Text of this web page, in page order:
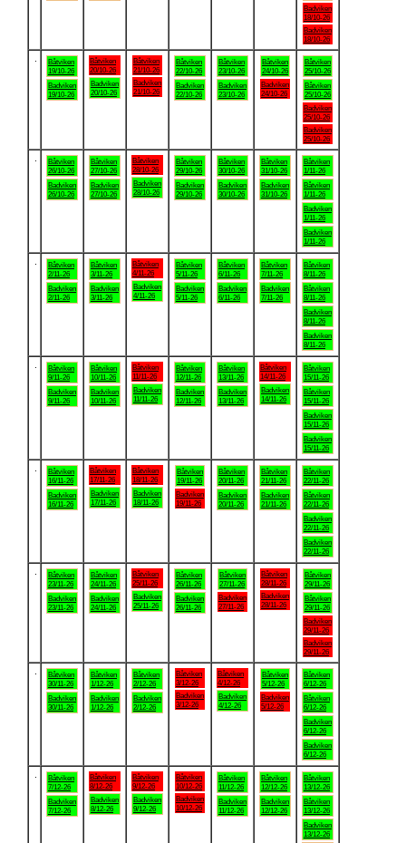
Badviken
18/10-26
Badviken
18/10-26
Båtviken
19/10-26
Badviken
19/10-26
Båtviken
20/10-26
Badviken
20/10-26
Båtviken
21/10-26
Badviken
21/10-26
Båtviken
22/10-26
Badviken
22/10-26
Båtviken
23/10-26
Badviken
23/10-26
Båtviken
24/10-26
Badviken
24/10-26
Båtviken
25/10-26
Båtviken
25/10-26
Badviken
25/10-26
Badviken
25/10-26
Båtviken
26/10-26
Badviken
26/10-26
Båtviken
27/10-26
Badviken
27/10-26
Båtviken
28/10-26
Badviken
28/10-26
Båtviken
29/10-26
Badviken
29/10-26
Båtviken
30/10-26
Badviken
30/10-26
Båtviken
31/10-26
Badviken
31/10-26
Båtviken
1/11-26
Båtviken
1/11-26
Badviken
1/11-26
Badviken
1/11-26
Båtviken
2/11-26
Badviken
2/11-26
Båtviken
3/11-26
Badviken
3/11-26
Båtviken
4/11-26
Badviken
4/11-26
Båtviken
5/11-26
Badviken
5/11-26
Båtviken
6/11-26
Badviken
6/11-26
Båtviken
7/11-26
Badviken
7/11-26
Båtviken
8/11-26
Båtviken
8/11-26
Badviken
8/11-26
Badviken
8/11-26
Båtviken
9/11-26
Badviken
9/11-26
Båtviken
10/11-26
Badviken
10/11-26
Båtviken
11/11-26
Badviken
11/11-26
Båtviken
12/11-26
Badviken
12/11-26
Båtviken
13/11-26
Badviken
13/11-26
Båtviken
14/11-26
Badviken
14/11-26
Båtviken
15/11-26
Båtviken
15/11-26
Badviken
15/11-26
Badviken
15/11-26
Båtviken
16/11-26
Badviken
16/11-26
Båtviken
17/11-26
Badviken
17/11-26
Båtviken
18/11-26
Badviken
18/11-26
Båtviken
19/11-26
Badviken
19/11-26
Båtviken
20/11-26
Badviken
20/11-26
Båtviken
21/11-26
Badviken
21/11-26
Båtviken
22/11-26
Båtviken
22/11-26
Badviken
22/11-26
Badviken
22/11-26
Båtviken
23/11-26
Badviken
23/11-26
Båtviken
24/11-26
Badviken
24/11-26
Båtviken
25/11-26
Badviken
25/11-26
Båtviken
26/11-26
Badviken
26/11-26
Båtviken
27/11-26
Badviken
27/11-26
Båtviken
28/11-26
Badviken
28/11-26
Båtviken
29/11-26
Båtviken
29/11-26
Badviken
29/11-26
Badviken
29/11-26
Båtviken
30/11-26
Badviken
30/11-26
Båtviken
1/12-26
Badviken
1/12-26
Båtviken
2/12-26
Badviken
2/12-26
Båtviken
3/12-26
Badviken
3/12-26
Båtviken
4/12-26
Badviken
4/12-26
Båtviken
5/12-26
Badviken
5/12-26
Båtviken
6/12-26
Båtviken
6/12-26
Badviken
6/12-26
Badviken
6/12-26
Båtviken
7/12-26
Badviken
7/12-26
Båtviken
8/12-26
Badviken
8/12-26
Båtviken
9/12-26
Badviken
9/12-26
Båtviken
10/12-26
Badviken
10/12-26
Båtviken
11/12-26
Badviken
11/12-26
Båtviken
12/12-26
Badviken
12/12-26
Båtviken
13/12-26
Båtviken
13/12-26
Badviken
13/12-26